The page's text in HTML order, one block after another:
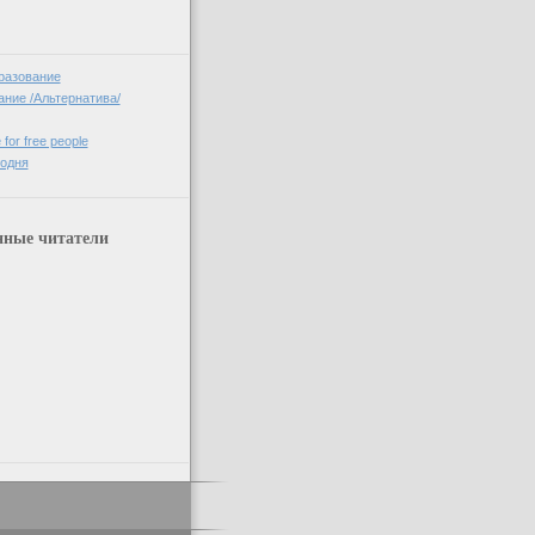
/Альтернатива/
for free people
читатели